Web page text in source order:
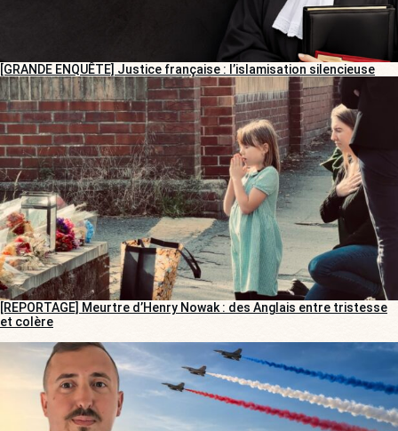
[GRANDE ENQUÊTE] Justice française : l’islamisation silencieuse
[REPORTAGE] Meurtre d’Henry Nowak : des Anglais entre tristesse
et colère